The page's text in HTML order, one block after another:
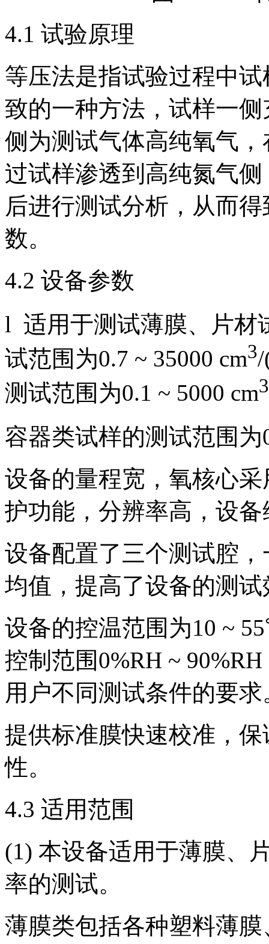
4.1 试验原理
等压法是指试验过程中
致的一种方法，试样一
侧为测试气体高纯氧气
过试样渗透到高纯氮气
后进行测试分析，从而
数。
4.2 设备参数
l 适用于测试薄膜、片材
试范围为0.7 ~ 35000 cm3/
测试范围为0.1 ~ 5000 cm3
容器类试样的测试范围为
设备的量程宽，氧核心
护功能，分辨率高，设
设备配置了三个测试腔
均值，提高了设备的测试
设备的控温范围为10 ~
控制范围0%RH ~
用户不同测试条件的要求
提供标准膜快速校准，
性。
4.3 适用范围
(1) 本设备适用于薄膜、
率的测试。
薄膜类包括各种塑料薄